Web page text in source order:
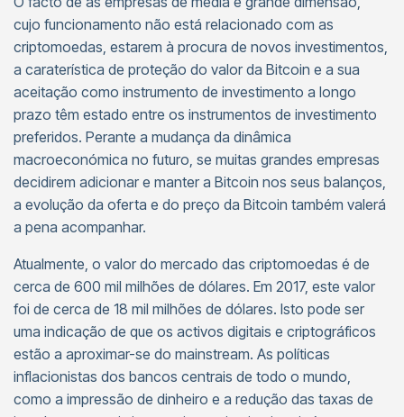
cujo funcionamento não está relacionado com as
criptomoedas, estarem à procura de novos investimentos,
a caraterística de proteção do valor da Bitcoin e a sua
aceitação como instrumento de investimento a longo
prazo têm estado entre os instrumentos de investimento
preferidos. Perante a mudança da dinâmica
macroeconómica no futuro, se muitas grandes empresas
decidirem adicionar e manter a Bitcoin nos seus balanços,
a evolução da oferta e do preço da Bitcoin também valerá
a pena acompanhar.
Atualmente, o valor do mercado das criptomoedas é de
cerca de 600 mil milhões de dólares. Em 2017, este valor
foi de cerca de 18 mil milhões de dólares. Isto pode ser
uma indicação de que os activos digitais e criptográficos
estão a aproximar-se do mainstream. As políticas
inflacionistas dos bancos centrais de todo o mundo,
como a impressão de dinheiro e a redução das taxas de